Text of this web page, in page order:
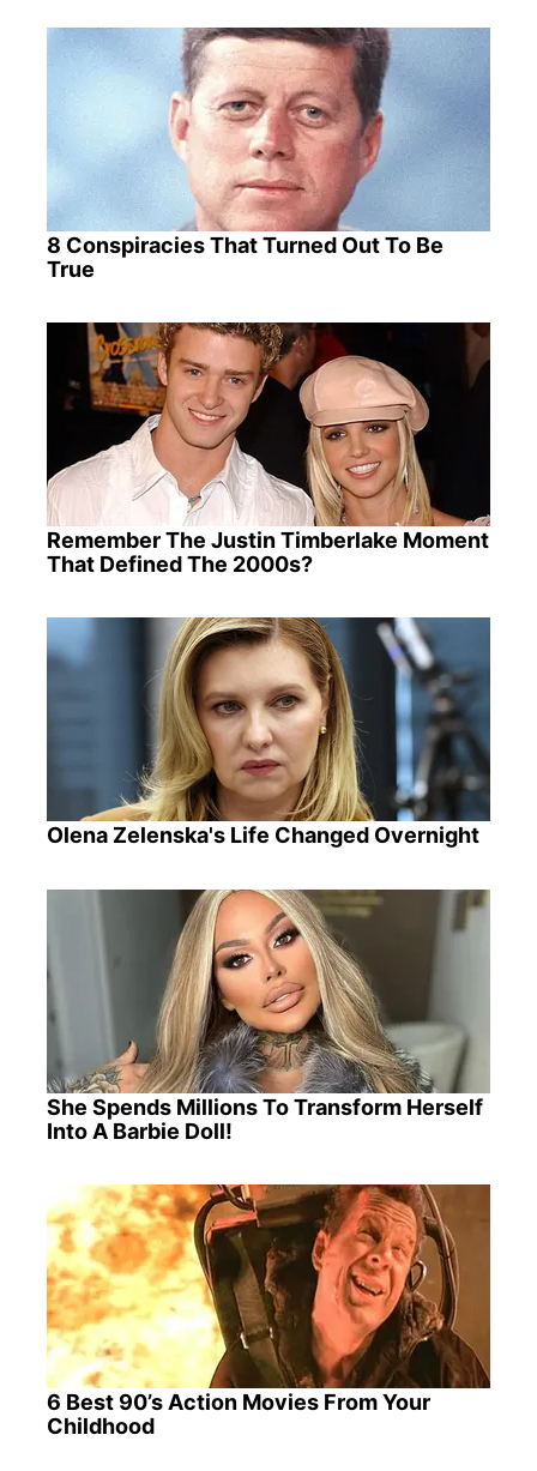
8 Conspiracies That Turned Out To Be
True
Remember The Justin Timberlake Moment
That Defined The 2000s?
Olena Zelenska's Life Changed Overnight
She Spends Millions To Transform Herself
Into A Barbie Doll!
6 Best 90’s Action Movies From Your
Childhood